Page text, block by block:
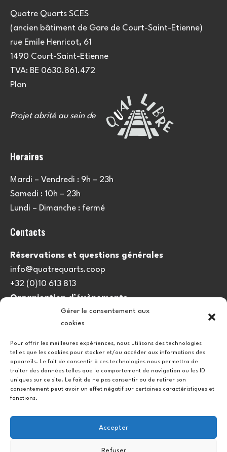
Gérer le consentement aux
cookies
Pour offrir les meilleures expériences, nous utilisons des technologies
telles que les cookies pour stocker et/ou accéder aux informations des
appareils. Le fait de consentir à ces technologies nous permettra de
traiter des données telles que le comportement de navigation ou les ID
uniques sur ce site. Le fait de ne pas consentir ou de retirer son
consentement peut avoir un effet négatif sur certaines caractéristiques et
fonctions.
Accepter
Refuser
Quatre Quarts SCES
(ancien bâtiment de Gare de Court-Saint-Etienne)
rue Emile Henricot, 61
1490 Court-Saint-Etienne
TVA: BE 0630.861.472
Plan
Projet abrité au sein de
Horaires
Mardi – Vendredi : 9h – 23h
Samedi : 10h – 23h
Lundi – Dimanche : fermé
Contacts
Réservations et questions générales
info@quatrequarts.coop
+32 (0)10 613 813
Organisation d’évènements
viedulieu@quatrequarts.coop
Politique de cookies (UE)